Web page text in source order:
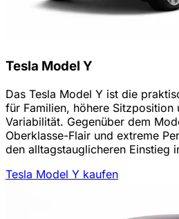
Tesla Model Y
Das Tesla Model Y ist die
für Familien, höhere Sitzposition
Variabilität. Gegenüber dem
Oberklasse-Flair und extreme
den alltagstauglicheren Einstieg
Tesla Model Y kaufen